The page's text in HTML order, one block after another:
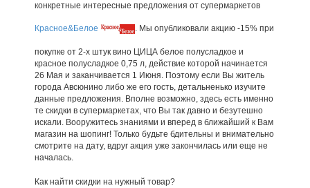
конкретные интересные предложения от супермаркетов
Красное&Белое . Мы опубликовали акцию -15% при
покупке от 2-х штук вино ЦИЦА белое полусладкое и
красное полусладкое 0,75 л, действие которой начинается
26 Мая и заканчивается 1 Июня. Поэтому если Вы житель
города Авсюнино либо же его гость, детальненько изучите
данные предложения. Вполне возможно, здесь есть именно
те скидки в супермаркетах, что Вы так давно и безутешно
искали. Вооружитесь знаниями и вперед в ближайший к Вам
магазин на шопинг! Только будьте бдительны и внимательно
смотрите на дату, вдруг акция уже закончилась или еще не
началась.
Как найти скидки на нужный товар?